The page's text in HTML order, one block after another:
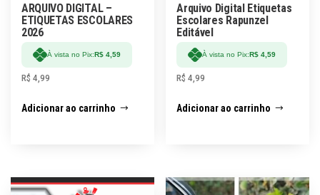
ARQUIVO DIGITAL –
ETIQUETAS ESCOLARES
2026
À vista no Pix:R$ 4,59
R$ 4,99
Adicionar ao carrinho
Arquivo Digital Etiquetas
Escolares Rapunzel
Editável
À vista no Pix:R$ 4,59
R$ 4,99
Adicionar ao carrinho